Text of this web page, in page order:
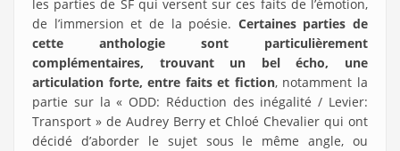
les parties de SF qui versent sur ces faits de l’émotion,
de l’immersion et de la poésie. Certaines parties de
cette anthologie sont particulièrement
complémentaires, trouvant un bel écho, une
articulation forte, entre faits et fiction, notamment la
partie sur la « ODD: Réduction des inégalité / Levier:
Transport » de Audrey Berry et Chloé Chevalier qui ont
décidé d’aborder le sujet sous le même angle, ou